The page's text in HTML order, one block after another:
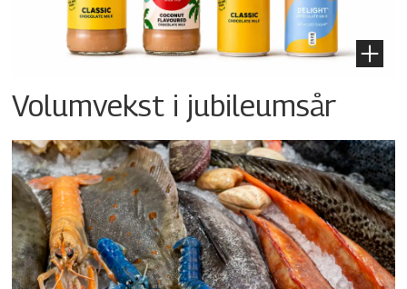
Volumvekst i jubileumsår